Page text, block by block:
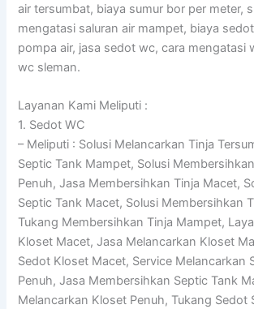
air tersumbat, biaya sumur bor per meter,
mengatasi saluran air mampet, biaya
pompa air, jasa sedot wc, cara mengatasi
wc sleman.
Layanan Kami Meliputi :
1. Sedot WC
– Meliputi : Solusi Melancarkan Tinja
Septic Tank Mampet, Solusi
Penuh, Jasa Membersihkan Tinja Macet,
Septic Tank Macet, Solusi Membersihkan
Tukang Membersihkan Tinja Mampet,
Kloset Macet, Jasa Melancarkan Kloset
Sedot Kloset Macet, Service Melancarkan
Penuh, Jasa Membersihkan Septic Tank
Melancarkan Kloset Penuh, Tukang Sedot